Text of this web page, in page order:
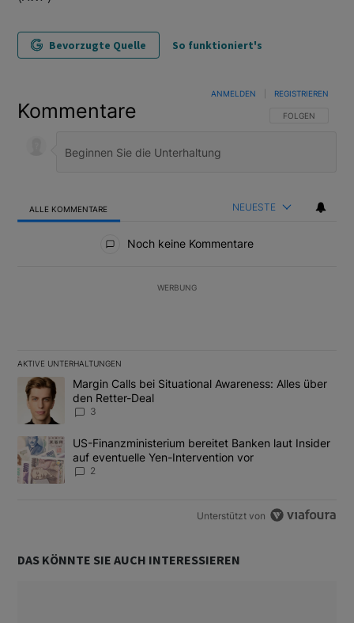
Bevorzugte Quelle So funktioniert's
Kommentare FOLGE DIESER
FOLGEN
ANMELDEN REGISTRIEREN
ALLE KOMMENTARE NEUESTE
Noch keine Kommentare
WERBUNG
AKTIVE UNTERHALTUNGEN
Das Folgende ist eine Liste der am meisten kommentierten
Ein Trendartikel mit dem Titel "Margin Calls bei Situational
Margin Calls bei Situational Awareness: Alles über
den Retter-Deal
3
Ein Trendartikel mit dem Titel "US-Finanzministerium bereitet
US-Finanzministerium bereitet Banken laut Insider
auf eventuelle Yen-Intervention vor
2
Unterstützt von
DAS KÖNNTE SIE AUCH INTERESSIEREN